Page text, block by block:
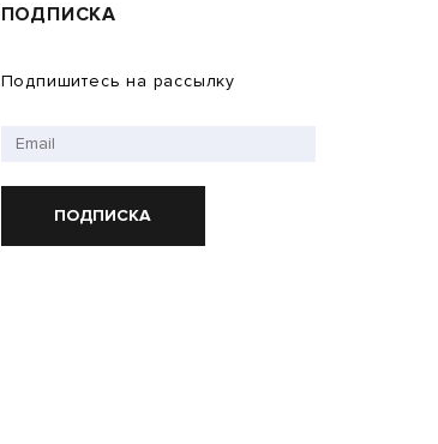
ПОДПИСКА
Подпишитесь на рассылку
ПОДПИСКА